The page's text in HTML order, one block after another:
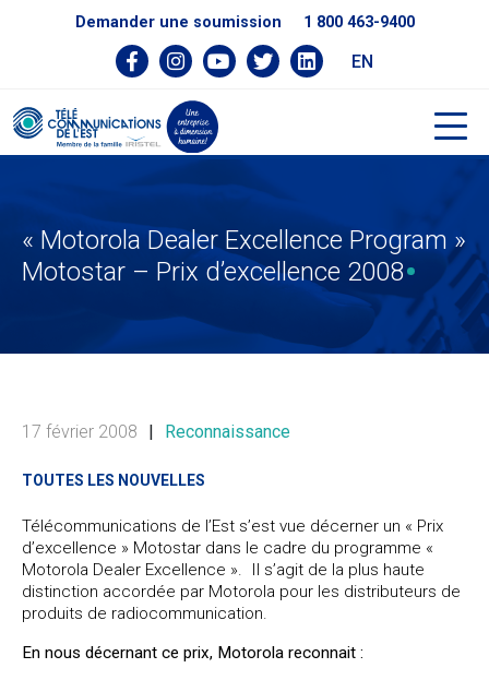
Demander une soumission 1 800 463-9400
EN
« Motorola Dealer Excellence Program »
Motostar – Prix d’excellence 2008
17 février 2008 | Reconnaissance
TOUTES LES NOUVELLES
Télécommunications de l’Est s’est vue décerner un « Prix
d’excellence » Motostar dans le cadre du programme «
Motorola Dealer Excellence ». Il s’agit de la plus haute
distinction accordée par Motorola pour les distributeurs de
produits de radiocommunication.
En nous décernant ce prix, Motorola reconnait :